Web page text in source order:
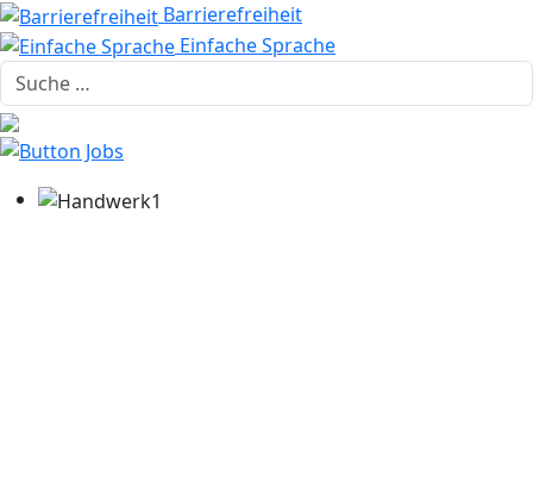
Barrierefreiheit
Einfache Sprache
Suche